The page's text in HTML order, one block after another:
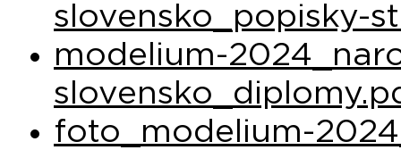
slovensko_popisky-
modelium-
foto_modelium-